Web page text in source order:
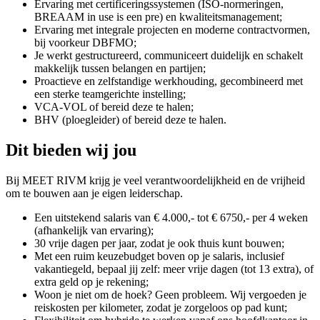
Ervaring met certificeringssystemen (ISO-normeringen,
BREAAM in use is een pre) en kwaliteitsmanagement;
Ervaring met integrale projecten en moderne contractvormen,
bij voorkeur DBFMO;
Je werkt gestructureerd, communiceert duidelijk en schakelt
makkelijk tussen belangen en partijen;
Proactieve en zelfstandige werkhouding, gecombineerd met
een sterke teamgerichte instelling;
VCA‑VOL of bereid deze te halen;
BHV (ploegleider) of bereid deze te halen.
Dit bieden wij jou
Bij MEET RIVM krijg je veel verantwoordelijkheid en de vrijheid
om te bouwen aan je eigen leiderschap.
Een uitstekend salaris van € 4.000,- tot € 6750,- per 4 weken
(afhankelijk van ervaring);
30 vrije dagen per jaar, zodat je ook thuis kunt bouwen;
Met een ruim keuzebudget boven op je salaris, inclusief
vakantiegeld, bepaal jij zelf: meer vrije dagen (tot 13 extra), of
extra geld op je rekening;
Woon je niet om de hoek? Geen probleem. Wij vergoeden je
reiskosten per kilometer, zodat je zorgeloos op pad kunt;